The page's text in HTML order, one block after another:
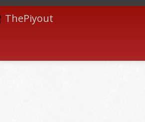
ThePiyout